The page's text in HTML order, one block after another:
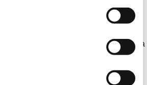
vahvistaa rooliaan
lisää osuuksia sähköntuotannosta
kun Kokemäen Sähkö Oy myi
Rauman Energia Oy:lle.
kauppa parantaa yhtiön